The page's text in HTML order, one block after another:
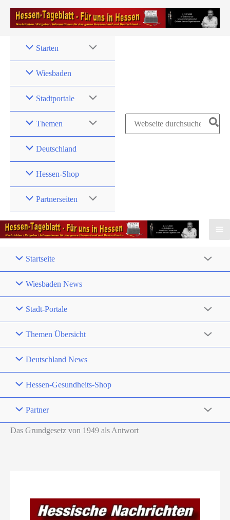
Zum
Inhalt
Starten
Wiesbaden
Stadtportale
Themen
Deutschland
Hessen-Shop
Partnerseiten
Search
Startseite
Wiesbaden News
Stadt-Portale
Themen Übersicht
Deutschland News
Hessen-Gesundheits-Shop
Partner
Das Grundgesetz von 1949 als Antwort